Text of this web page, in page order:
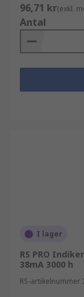
96,71 kr(exkl.
Antal
I lager
RS PRO
38mA 3000 h
RS-artikelnummer